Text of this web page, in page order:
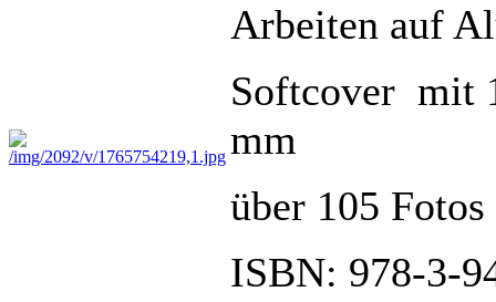
Arbeiten auf
Softcover mit
mm
über 105
ISBN: 978-3-